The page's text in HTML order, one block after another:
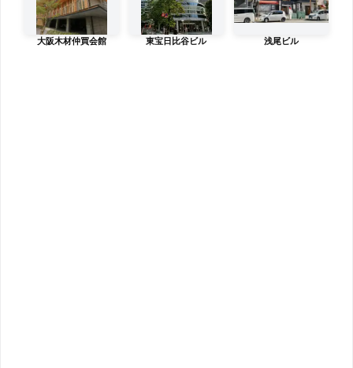
大阪木材仲買会館 東宝日比谷ビル 浅尾ビル